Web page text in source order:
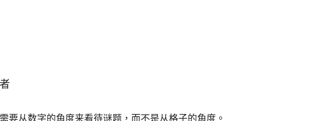
要从数字的角度来看待谜题，而不是从格子的角度。